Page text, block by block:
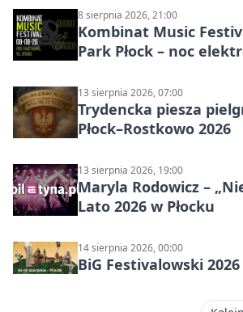
8 sierpnia 2026, 21:00
Kombinat Music
Park Płock – noc
13 sierpnia 2026, 07:00
Trydencka piesza
Płock–Rostkowo 2026
13 sierpnia 2026, 19:00
Maryla Rodowicz –
Lato 2026 w Płocku
14 sierpnia 2026, 00:00
BiG Festivalowski 2026